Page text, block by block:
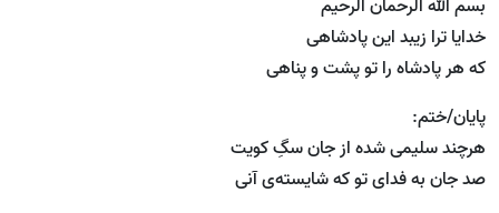
بسم الله الرحمان الرحیم
خدایا ترا زیبد این پادشاهی
که هر پادشاه را تو پشت و پناهی
پایان/ختم:
هرچند سلیمی شده از جان سگِ کویت
صد جان به فدای تو که شایسته‌ی آنی